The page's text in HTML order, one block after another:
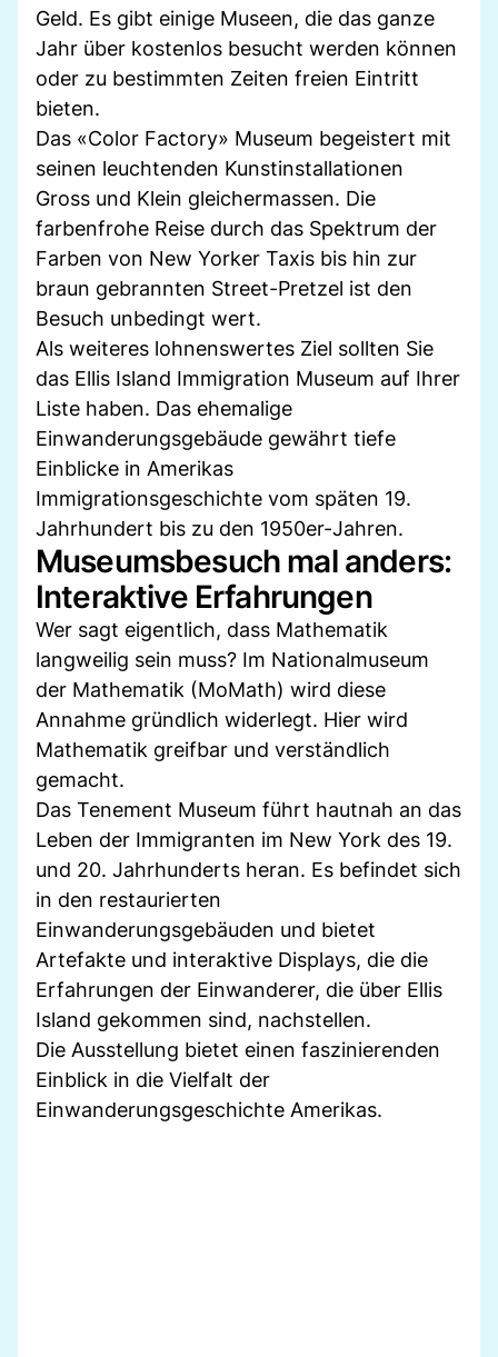
Geld. Es gibt einige Museen, die das ganze
Jahr über kostenlos besucht werden können
oder zu bestimmten Zeiten freien Eintritt
bieten.
Das «Color Factory» Museum begeistert mit
seinen leuchtenden Kunstinstallationen
Gross und Klein gleichermassen. Die
farbenfrohe Reise durch das Spektrum der
Farben von New Yorker Taxis bis hin zur
braun gebrannten Street-Pretzel ist den
Besuch unbedingt wert.
Als weiteres lohnenswertes Ziel sollten Sie
das Ellis Island Immigration Museum auf Ihrer
Liste haben. Das ehemalige
Einwanderungsgebäude gewährt tiefe
Einblicke in Amerikas
Immigrationsgeschichte vom späten 19.
Jahrhundert bis zu den 1950er-Jahren.
Museumsbesuch mal anders:
Interaktive Erfahrungen
Wer sagt eigentlich, dass Mathematik
langweilig sein muss? Im Nationalmuseum
der Mathematik (MoMath) wird diese
Annahme gründlich widerlegt. Hier wird
Mathematik greifbar und verständlich
gemacht.
Das Tenement Museum führt hautnah an das
Leben der Immigranten im New York des 19.
und 20. Jahrhunderts heran. Es befindet sich
in den restaurierten
Einwanderungsgebäuden und bietet
Artefakte und interaktive Displays, die die
Erfahrungen der Einwanderer, die über Ellis
Island gekommen sind, nachstellen.
Die Ausstellung bietet einen faszinierenden
Einblick in die Vielfalt der
Einwanderungsgeschichte Amerikas.